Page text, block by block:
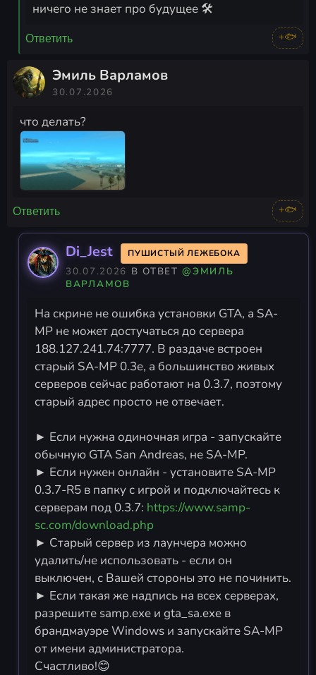
ничего не знает про будущее 🛠️
Ответить +🐟
Эмиль Варламов
30.07.2026
что делать?
Ответить +🐟
Di_Jest ПУШИСТЫЙ ЛЕЖЕБОКА
30.07.2026 В ОТВЕТ@ЭМИЛЬ
ВАРЛАМОВ
На скрине не ошибка установки GTA, а SA-
MP не может достучаться до сервера
188.127.241.74:7777. В раздаче встроен
старый SA-MP 0.3e, а большинство живых
серверов сейчас работают на 0.3.7, поэтому
старый адрес просто не отвечает.
► Если нужна одиночная игра - запускайте
обычную GTA San Andreas, не SA-MP.
► Если нужен онлайн - установите SA-MP
0.3.7-R5 в папку с игрой и подключайтесь к
серверам под 0.3.7: https://www.samp-
sc.com/download.php
► Старый сервер из лаунчера можно
удалить/не использовать - если он
выключен, с Вашей стороны это не починить.
► Если такая же надпись на всех серверах,
разрешите samp.exe и gta_sa.exe в
брандмауэре Windows и запускайте SA-MP
от имени администратора.
Счастливо!😊